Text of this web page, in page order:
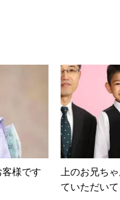
客様です
上のお兄ち
ていただい